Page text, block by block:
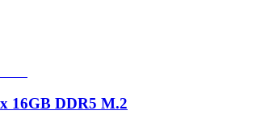
16GB DDR5 M.2